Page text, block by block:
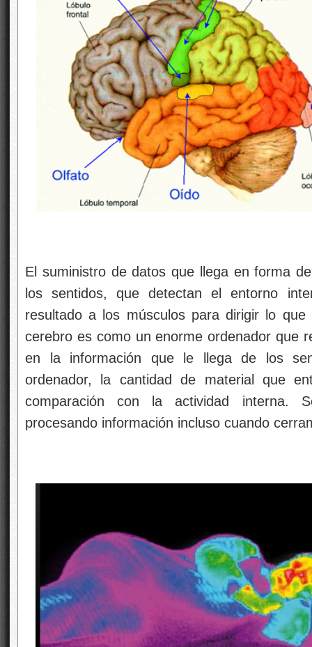
El suministro de datos que llega en forma
los sentidos, que detectan el entorno
resultado a los músculos para dirigir lo
cerebro es como un enorme ordenador que
en la información que le llega de los
ordenador, la cantidad de material que
comparación con la actividad interna.
procesando información incluso cuando